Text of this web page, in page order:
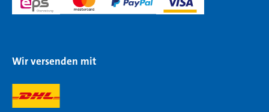
Wir versenden mit